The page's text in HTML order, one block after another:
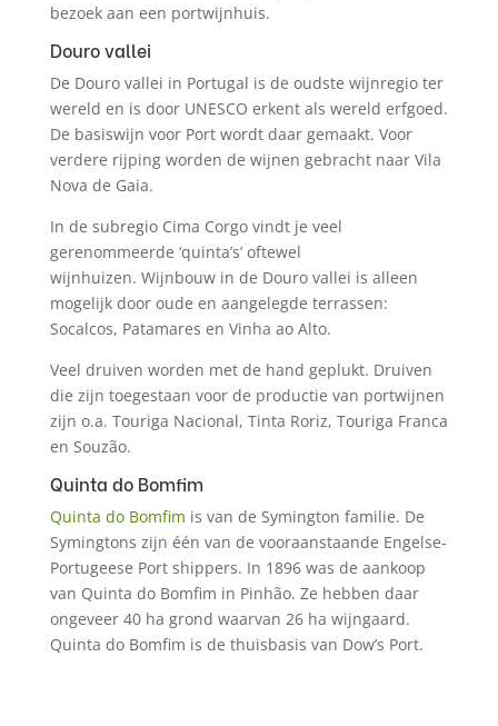
bezoek aan een portwijnhuis.
Douro vallei
De Douro vallei in Portugal is de oudste wijnregio ter
wereld en is door UNESCO erkent als wereld erfgoed.
De basiswijn voor Port wordt daar gemaakt. Voor
verdere rijping worden de wijnen gebracht naar Vila
Nova de Gaia.
In de subregio Cima Corgo vindt je veel
gerenommeerde ‘quinta’s’ oftewel
wijnhuizen. Wijnbouw in de Douro vallei is alleen
mogelijk door oude en aangelegde terrassen:
Socalcos, Patamares en Vinha ao Alto.
Veel druiven worden met de hand geplukt. Druiven
die zijn toegestaan voor de productie van portwijnen
zijn o.a. Touriga Nacional, Tinta Roriz, Touriga Franca
en Souzão.
Quinta do Bomfim
Quinta do Bomfim is van de Symington familie. De
Symingtons zijn één van de vooraanstaande Engelse-
Portugeese Port shippers. In 1896 was de aankoop
van Quinta do Bomfim in Pinhão. Ze hebben daar
ongeveer 40 ha grond waarvan 26 ha wijngaard.
Quinta do Bomfim is de thuisbasis van Dow’s Port.